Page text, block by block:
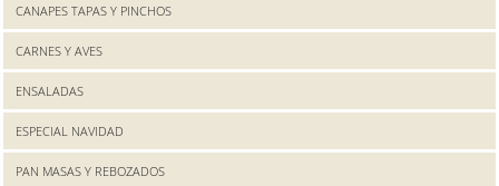
CANAPES TAPAS Y PINCHOS
CARNES Y AVES
ENSALADAS
ESPECIAL NAVIDAD
PAN MASAS Y REBOZADOS